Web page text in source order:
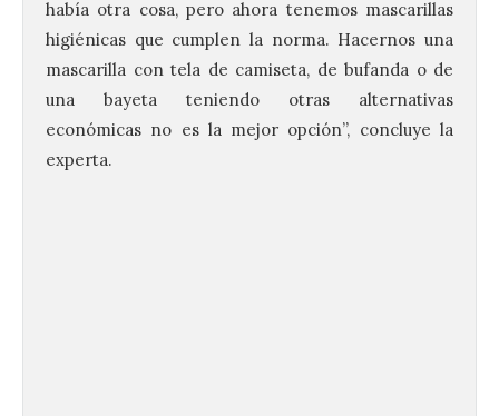
había otra cosa, pero ahora tenemos mascarillas
higiénicas que cumplen la norma. Hacernos una
mascarilla con tela de camiseta, de bufanda o de
una bayeta teniendo otras alternativas
económicas no es la mejor opción”, concluye la
experta.
120 jóvenes completan su
formación en robótica y
entornos digitales en un
nuevo curso de los